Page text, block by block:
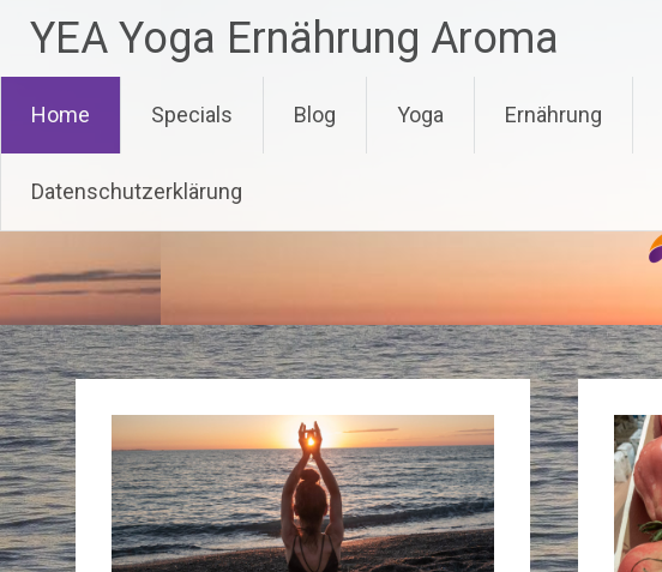
Inhalt
springen
YEA Yoga Ernährung Aroma
Home Specials Blog Yoga Ernährung
Datenschutzerklärung